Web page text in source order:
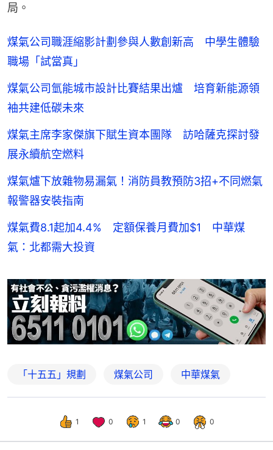
局。
煤氣公司職涯縮影計劃參與人數創新高 中學生體驗
職場「試當真」
煤氣公司氫能城市設計比賽結果出爐 培育新能源領
袖共建低碳未來
煤氣主席李家傑旗下賦生資本團隊 訪哈薩克探討發
展永續航空燃料
煤氣爐下放雜物易漏氣！消防員教預防3招+不同燃氣
報警器安裝指南
煤氣費8.1起加4.4% 定額保養月費加$1 中華煤
氣：北都需大投資
「十五五」規劃 煤氣公司 中華煤氣
1 0 1 0 0